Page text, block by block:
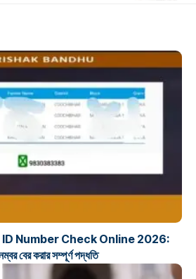
Number Check Online 2026:
বের করার সম্পূর্ণ পদ্ধতি